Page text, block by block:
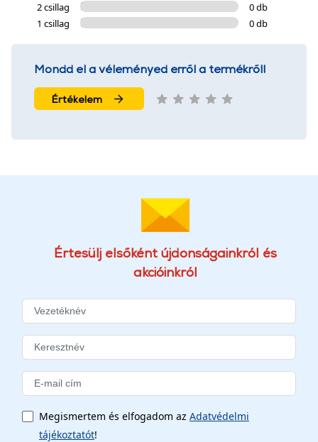
2 csillag
0 db
1 csillag
0 db
Mondd el a véleményed erről a termékről!
Értékelem
Értesülj elsőként újdonságainkról és
akcióinkról
Megismertem és elfogadom az Adatvédelmi
tájékoztatót!